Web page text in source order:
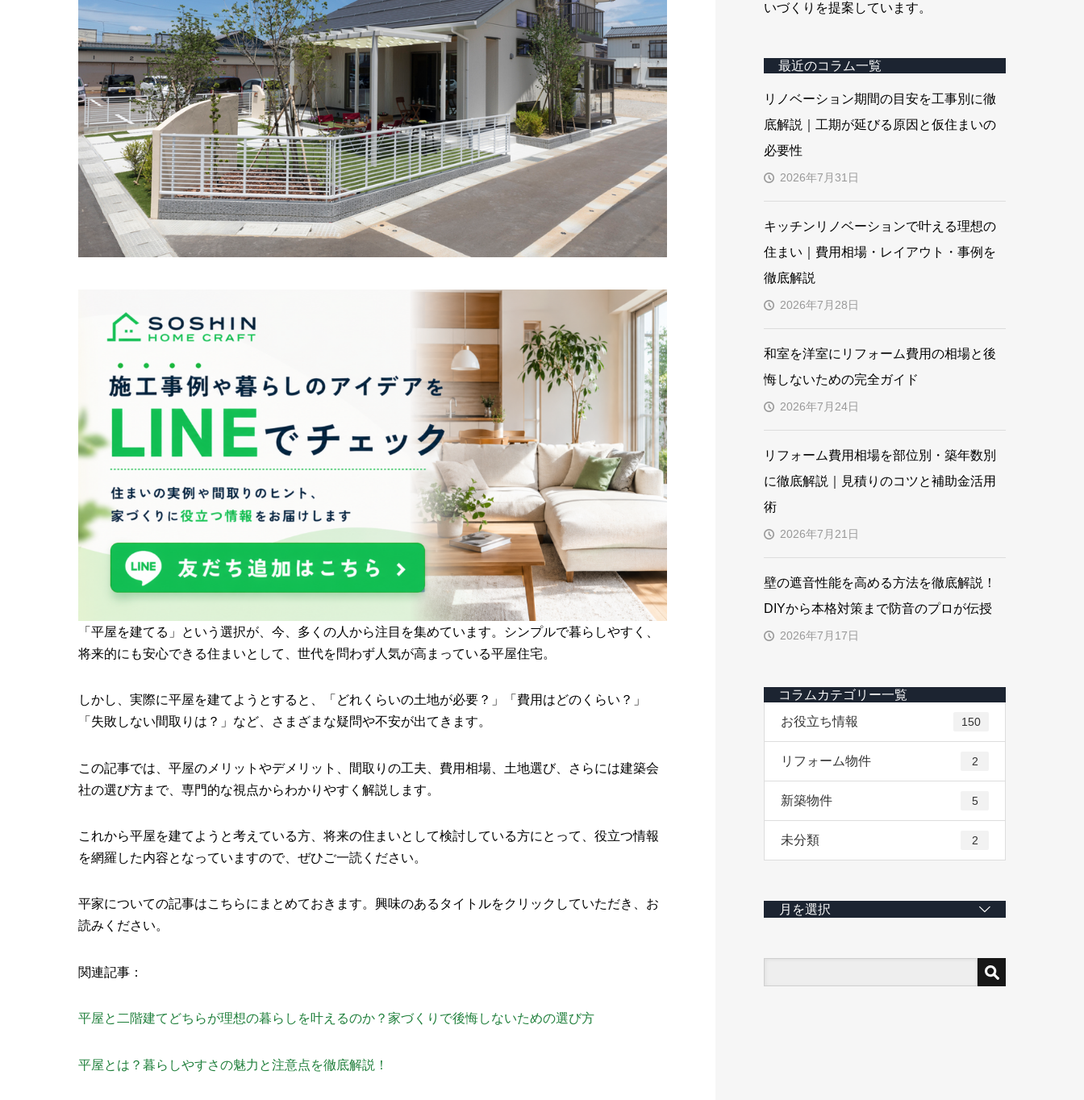
「平屋を建てる」という選択が、今、多くの人から注目を集めています。シンプルで暮らしやすく、
将来的にも安心できる住まいとして、世代を問わず人気が高まっている平屋住宅。
しかし、実際に平屋を建てようとすると、「どれくらいの土地が必要？」「費用はどのくらい？」
「失敗しない間取りは？」など、さまざまな疑問や不安が出てきます。
この記事では、平屋のメリットやデメリット、間取りの工夫、費用相場、土地選び、さらには建築会
社の選び方まで、専門的な視点からわかりやすく解説します。
これから平屋を建てようと考えている方、将来の住まいとして検討している方にとって、役立つ情報
を網羅した内容となっていますので、ぜひご一読ください。
平家についての記事はこちらにまとめておきます。興味のあるタイトルをクリックしていただき、お
読みください。
関連記事：
平屋と二階建てどちらが理想の暮らしを叶えるのか？家づくりで後悔しないための選び方
平屋とは？暮らしやすさの魅力と注意点を徹底解説！
いづくりを提案しています。
最近のコラム一覧
リノベーション期間の目安を工事別に徹
底解説｜工期が延びる原因と仮住まいの
必要性
2026年7月31日
キッチンリノベーションで叶える理想の
住まい｜費用相場・レイアウト・事例を
徹底解説
2026年7月28日
和室を洋室にリフォーム費用の相場と後
悔しないための完全ガイド
2026年7月24日
リフォーム費用相場を部位別・築年数別
に徹底解説｜見積りのコツと補助金活用
術
2026年7月21日
壁の遮音性能を高める方法を徹底解説！
DIYから本格対策まで防音のプロが伝授
2026年7月17日
コラムカテゴリー一覧
お役立ち情報
150
リフォーム物件 2
新築物件 5
未分類 2
月を選択